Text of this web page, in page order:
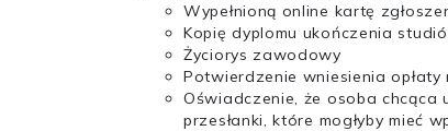
Wypełnioną online kartę
Kopię dyplomu ukończenia
Życiorys zawodowy
Potwierdzenie wniesienia
Oświadczenie, że osoba
przesłanki, które mogłyby mieć